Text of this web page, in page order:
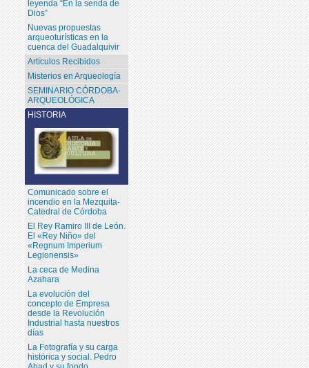
leyenda “En la senda de
Dios”
Nuevas propuestas
arqueoturísticas en la
cuenca del Guadalquivir
Artículos Recibidos
Misterios en Arqueología
SEMINARIO CÓRDOBA-
ARQUEOLÓGICA
HISTORIA
Comunicado sobre el
incendio en la Mezquita-
Catedral de Córdoba
El Rey Ramiro III de León.
El «Rey Niño» del
«Regnum Imperium
Legionensis»
La ceca de Medina
Azahara
La evolución del
concepto de Empresa
desde la Revolución
Industrial hasta nuestros
días
La Fotografía y su carga
histórica y social. Pedro